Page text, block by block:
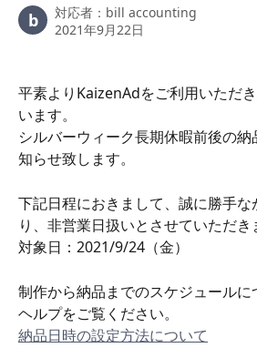
b 対応者： bill accounting
2021年9月22日
平素よりKaizenAdをご利用いただ
います。
シルバーウィーク長期休暇前後の
知らせ致します。
下記日程におきまして、誠に勝手な
り、非営業日扱いとさせていただき
対象日：2021/9/24（金）
制作から納品までのスケジュール
ヘルプをご覧ください。
納品日時の設定方法について